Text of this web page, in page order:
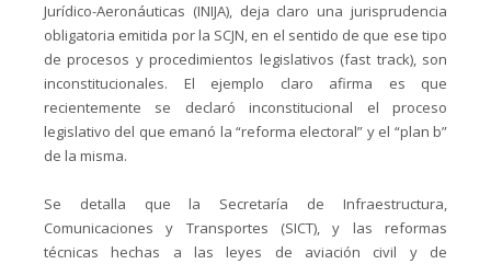
Jurídico-Aeronáuticas (INIJA), deja claro una jurisprudencia
obligatoria emitida por la SCJN, en el sentido de que ese tipo
de procesos y procedimientos legislativos (fast track), son
inconstitucionales. El ejemplo claro afirma es que
recientemente se declaró inconstitucional el proceso
legislativo del que emanó la “reforma electoral” y el “plan b”
de la misma.
Se detalla que la Secretaría de Infraestructura,
Comunicaciones y Transportes (SICT), y las reformas
técnicas hechas a las leyes de aviación civil y de